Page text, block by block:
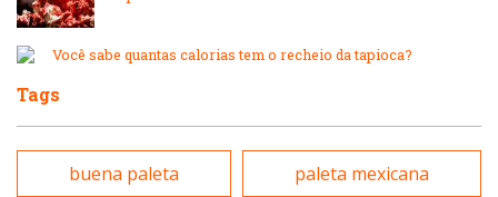
Massas
Portuguesa
Você sabe quantas calorias tem o recheio da tapioca?
Tags
buena paleta paleta mexicana